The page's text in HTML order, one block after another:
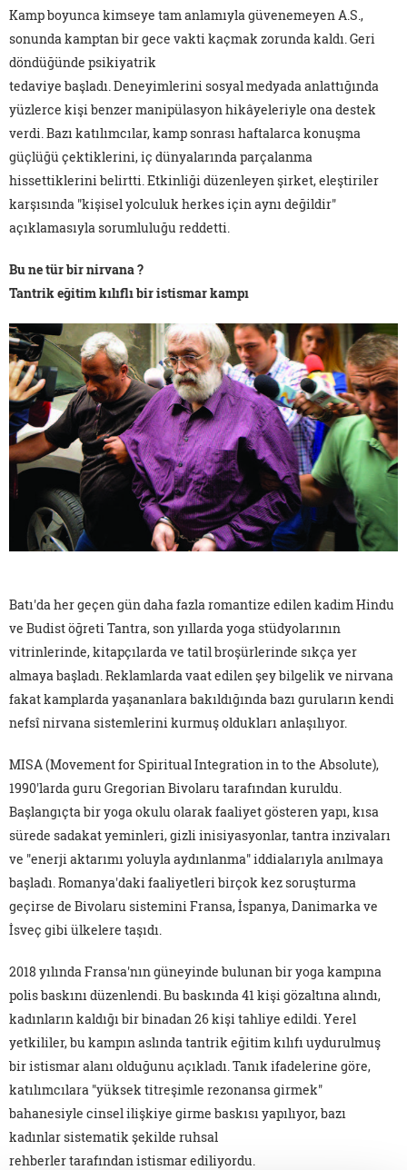
Kamp boyunca kimseye tam anlamıyla güvenemeyen A.S.,
sonunda kamptan bir gece vakti kaçmak zorunda kaldı. Geri
döndüğünde psikiyatrik
tedaviye başladı. Deneyimlerini sosyal medyada anlattığında
yüzlerce kişi benzer manipülasyon hikâyeleriyle ona destek
verdi. Bazı katılımcılar, kamp sonrası haftalarca konuşma
güçlüğü çektiklerini, iç dünyalarında parçalanma
hissettiklerini belirtti. Etkinliği düzenleyen şirket, eleştiriler
karşısında "kişisel yolculuk herkes için aynı değildir"
açıklamasıyla sorumluluğu reddetti.
Bu ne tür bir nirvana ?
Tantrik eğitim kılıflı bir istismar kampı
Batı'da her geçen gün daha fazla romantize edilen kadim Hindu
ve Budist öğreti Tantra, son yıllarda yoga stüdyolarının
vitrinlerinde, kitapçılarda ve tatil broşürlerinde sıkça yer
almaya başladı. Reklamlarda vaat edilen şey bilgelik ve nirvana
fakat kamplarda yaşananlara bakıldığında bazı guruların kendi
nefsî nirvana sistemlerini kurmuş oldukları anlaşılıyor.
MISA (Movement for Spiritual Integration in to the Absolute),
1990'larda guru Gregorian Bivolaru tarafından kuruldu.
Başlangıçta bir yoga okulu olarak faaliyet gösteren yapı, kısa
sürede sadakat yeminleri, gizli inisiyasyonlar, tantra inzivaları
ve "enerji aktarımı yoluyla aydınlanma" iddialarıyla anılmaya
başladı. Romanya'daki faaliyetleri birçok kez soruşturma
geçirse de Bivolaru sistemini Fransa, İspanya, Danimarka ve
İsveç gibi ülkelere taşıdı.
2018 yılında Fransa'nın güneyinde bulunan bir yoga kampına
polis baskını düzenlendi. Bu baskında 41 kişi gözaltına alındı,
kadınların kaldığı bir binadan 26 kişi tahliye edildi. Yerel
yetkililer, bu kampın aslında tantrik eğitim kılıfı uydurulmuş
bir istismar alanı olduğunu açıkladı. Tanık ifadelerine göre,
katılımcılara "yüksek titreşimle rezonansa girmek"
bahanesiyle cinsel ilişkiye girme baskısı yapılıyor, bazı
kadınlar sistematik şekilde ruhsal
rehberler tarafından istismar ediliyordu.